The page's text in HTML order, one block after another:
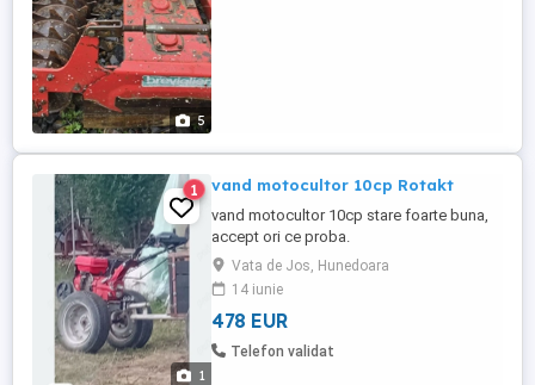
5
1
1 vand motocultor 10cp Rotakt
vand motocultor 10cp stare foarte buna,
accept ori ce proba.
Vata de Jos, Hunedoara
14 iunie
478 EUR
Telefon validat